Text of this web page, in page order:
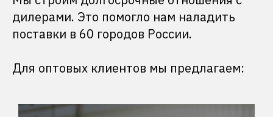
дилерами. Это помогло нам наладить
поставки в 60 городов России.
Для оптовых клиентов мы предлагаем: